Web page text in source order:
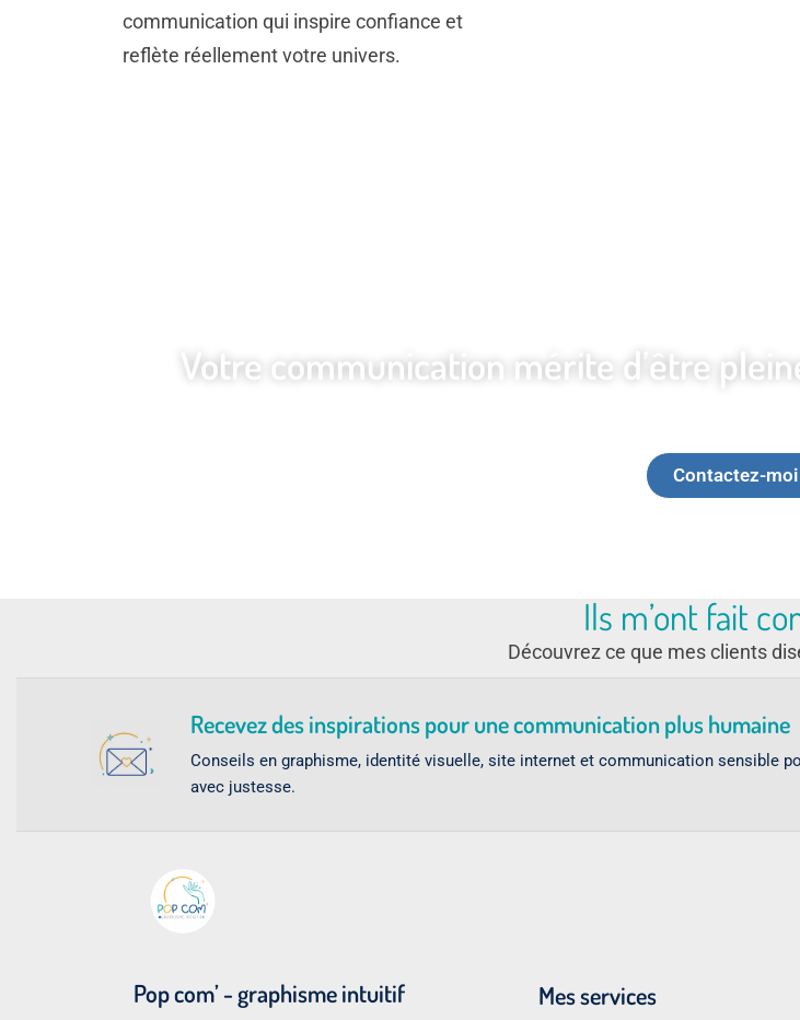
communication qui inspire confiance et
reflète réellement votre univers.
Votre communication mérite d’être
Contactez-moi
Ils m’ont fait
Découvrez ce que mes clients
Recevez des inspirations pour une communication plus humaine
Conseils en graphisme, identité visuelle, site internet et communication sensible
avec justesse.
Pop com’ - graphisme intuitif Mes services